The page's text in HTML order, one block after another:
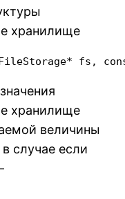
хранилище
fs,
хранилище
величины
случае если